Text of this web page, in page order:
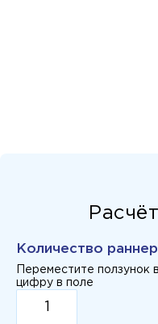
Количество
Переместите ползунок
цифру в поле